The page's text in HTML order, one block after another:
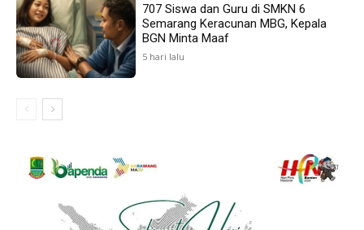
707 Siswa dan Guru di SMKN 6
Semarang Keracunan MBG, Kepala
BGN Minta Maaf
5 hari lalu